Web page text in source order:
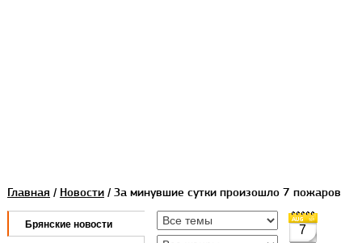
Главная / Новости/ За минувшие сутки произошло 7 пожаров
Брянские новости 7